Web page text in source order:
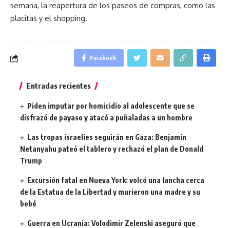
semana, la reapertura de los paseos de compras, como las
placitas y el shopping.
Facebook
Entradas recientes
Piden imputar por homicidio al adolescente que se
disfrazó de payaso y atacó a puñaladas a un hombre
Las tropas israelíes seguirán en Gaza: Benjamin
Netanyahu pateó el tablero y rechazó el plan de Donald
Trump
Excursión fatal en Nueva York: volcó una lancha cerca
de la Estatua de la Libertad y murieron una madre y su
bebé
Guerra en Ucrania: Volodimir Zelenski aseguró que